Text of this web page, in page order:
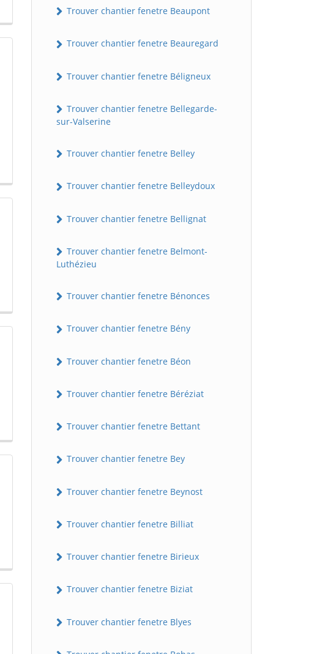
Trouver chantier fenetre Beaupont
Trouver chantier fenetre Beauregard
Trouver chantier fenetre Béligneux
Trouver chantier fenetre Bellegarde-
sur-Valserine
Trouver chantier fenetre Belley
Trouver chantier fenetre Belleydoux
Trouver chantier fenetre Bellignat
Trouver chantier fenetre Belmont-
Luthézieu
Trouver chantier fenetre Bénonces
Trouver chantier fenetre Bény
Trouver chantier fenetre Béon
Trouver chantier fenetre Béréziat
Trouver chantier fenetre Bettant
Trouver chantier fenetre Bey
Trouver chantier fenetre Beynost
Trouver chantier fenetre Billiat
Trouver chantier fenetre Birieux
Trouver chantier fenetre Biziat
Trouver chantier fenetre Blyes